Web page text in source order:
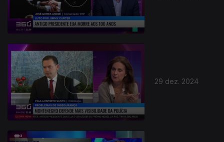
29 dez. 2024